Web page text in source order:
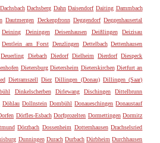
Dachsbach Dachsberg Dahn Daisendorf Daiting Dammbach
Dautmergen Deckenpfronn Deggendorf Deggenhausertal
Deining Deiningen Deisenhausen Deißlingen
Deizisau
Dentlein am Forst Denzlingen Dettelbach Dettenhausen
Deuerling Diebach Diedorf Dielheim Dierdorf Diespeck
Dietersburg Dietersheim Dieterskirchen Dietfurt an
Dietramszell Diez Dillingen (Donau) Dillingen (Saar)
Dinkelscherben Dirlewang Dischingen
Dittelbrunn
Döhlau Dollnstein Dombühl Donaueschingen Donaustauf
Dörfles-Esbach Dorfprozelten Dormettingen Dormitz
Dörzbach Dossenheim Dotternhausen Drachselsried
Dunningen Durach Durbach Dürbheim Durchhausen